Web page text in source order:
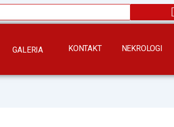
GALERIA KONTAKT NEKROLOGI